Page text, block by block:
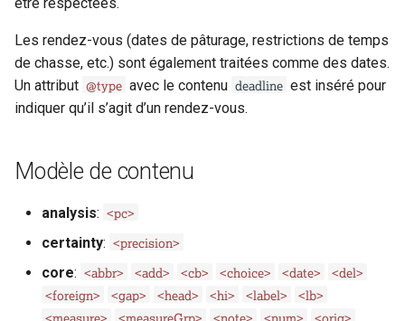
o
n
e
@notAfter-custom
@notBefore-custom
@to-custom
@type
@when-custom
@notAfter-custom
@notBefore-custom
@to-custom
@type
@when-custom
Les rendez-vous (dates de pâturage, restrictions de temps
de chasse, etc.) sont également traitées comme des dates.
Un attribut @type avec le contenu deadline est inséré pour
indiquer qu’il s’agit d’un rendez-vous.
Modèle de contenu
analysis: <pc>
certainty: <precision>
core: <abbr> <add> <cb> <choice> <date>
<del>
<foreign>
<gap> <head> <hi> <label>
<lb>
<measure>
<measureGrp> <note> <num>
<orig>